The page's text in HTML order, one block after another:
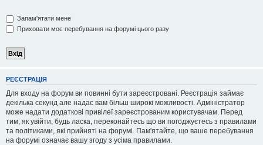
Запам'ятати мене
Приховати моє перебування на форумі цього разу
РЕЄСТРАЦІЯ
Для входу на форум ви повинні бути зареєстровані. Реєстрація займає
декілька секунд але надає вам більш широкі можливості. Адміністратор
може надати додаткові привілеї зареєстрованим користувачам. Перед
тим, як увійти, будь ласка, переконайтесь що ви погоджуєтесь з правилами
та політиками, які прийняті на форумі. Пам'ятайте, що ваше перебування
на форумі означає вашу згоду з усіма правилами.